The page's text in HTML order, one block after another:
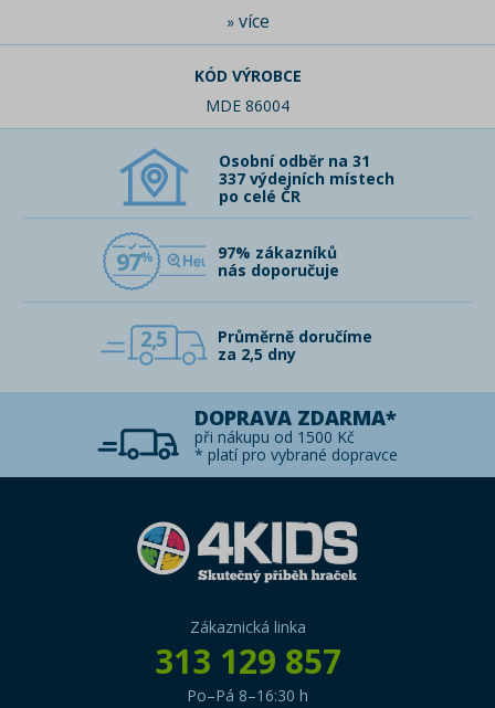
» více
KÓD VÝROBCE
MDE 86004
Osobní odběr na 31
337 výdejních místech
po celé ČR
97
97% zákazníků
nás doporučuje
2,5
Průměrně doručíme
za 2,5 dny
DOPRAVA ZDARMA*
při nákupu od 1500 Kč
* platí pro vybrané dopravce
Zákaznická linka
313 129 857
Po–Pá 8–16:30 h